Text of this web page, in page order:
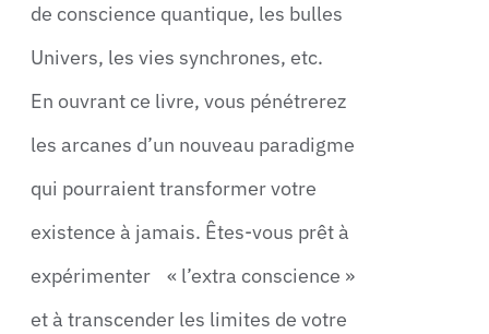
de conscience quantique, les bulles
Univers, les vies synchrones, etc.
En ouvrant ce livre, vous pénétrerez
les arcanes d’un nouveau paradigme
qui pourraient transformer votre
existence à jamais. Êtes-vous prêt à
expérimenter « l’extra conscience »
et à transcender les limites de votre